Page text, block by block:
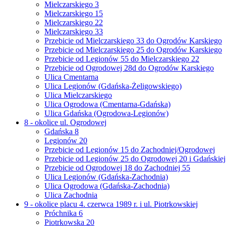
Mielczarskiego 3
Mielczarskiego 15
Mielczarskiego 22
Mielczarskiego 33
Przebicie od Mielczarskiego 33 do Ogrodów Karskiego
Przebicie od Mielczarskiego 25 do Ogrodów Karskiego
Przebicie od Legionów 55 do Mielczarskiego 22
Przebicie od Ogrodowej 28d do Ogrodów Karskiego
Ulica Cmentarna
Ulica Legionów (Gdańska-Żeligowskiego)
Ulica Mielczarskiego
Ulica Ogrodowa (Cmentarna-Gdańska)
Ulica Gdańska (Ogrodowa-Legionów)
8 - okolice ul. Ogrodowej
Gdańska 8
Legionów 20
Przebicie od Legionów 15 do Zachodniej/Ogrodowej
Przebicie od Legionów 25 do Ogrodowej 20 i
Przebicie od Ogrodowej 18 do Zachodniej 55
Ulica Legionów (Gdańska-Zachodnia)
Ulica Ogrodowa (Gdańska-Zachodnia)
Ulica Zachodnia
9 - okolice placu 4. czerwca 1989 r. i ul. Piotrkowskiej
Próchnika 6
Piotrkowska 20